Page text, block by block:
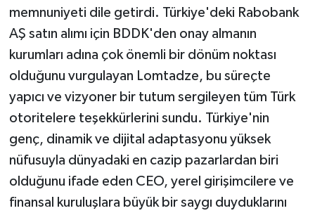
memnuniyeti dile getirdi. Türkiye'deki Rabobank
AŞ satın alımı için BDDK'den onay almanın
kurumları adına çok önemli bir dönüm noktası
olduğunu vurgulayan Lomtadze, bu süreçte
yapıcı ve vizyoner bir tutum sergileyen tüm Türk
otoritelere teşekkürlerini sundu. Türkiye'nin
genç, dinamik ve dijital adaptasyonu yüksek
nüfusuyla dünyadaki en cazip pazarlardan biri
olduğunu ifade eden CEO, yerel girişimcilere ve
finansal kuruluşlara büyük bir saygı duyduklarını